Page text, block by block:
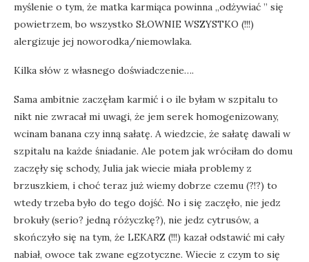
myślenie o tym, że matka karmiąca powinna „odżywiać ” się
powietrzem, bo wszystko SŁOWNIE WSZYSTKO (!!!)
alergizuje jej noworodka/niemowlaka.
Kilka słów z własnego doświadczenie….
Sama ambitnie zaczęłam karmić i o ile byłam w szpitalu to
nikt nie zwracał mi uwagi, że jem serek homogenizowany,
wcinam banana czy inną sałatę. A wiedzcie, że sałatę dawali w
szpitalu na każde śniadanie. Ale potem jak wróciłam do domu
zaczęły się schody, Julia jak wiecie miała problemy z
brzuszkiem, i choć teraz już wiemy dobrze czemu (?!?) to
wtedy trzeba było do tego dojść. No i się zaczęło, nie jedz
brokuły (serio? jedną różyczkę?), nie jedz cytrusów, a
skończyło się na tym, że LEKARZ (!!!) kazał odstawić mi cały
nabiał, owoce tak zwane egzotyczne. Wiecie z czym to się